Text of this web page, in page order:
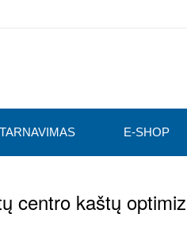
E-SHOP
centro kaštų